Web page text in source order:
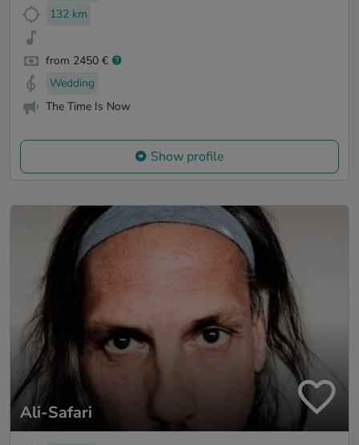
132 km
from 2450 €
Wedding
The Time Is Now
Show profile
Ali-Safari